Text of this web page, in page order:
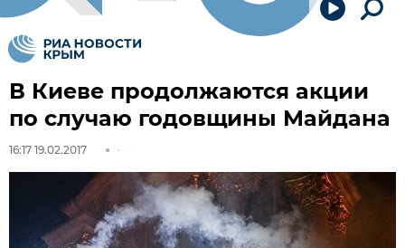
В Киеве продолжаются акции
по случаю годовщины Майдана
16:17 19.02.2017